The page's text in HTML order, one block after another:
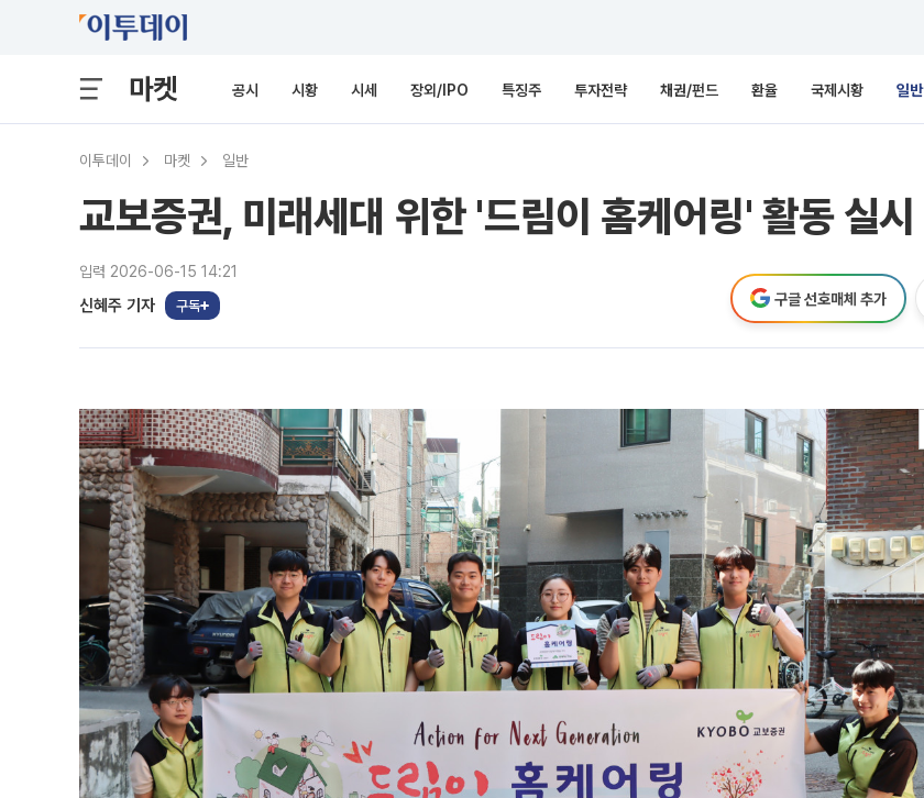
마켓 공시 시황 시세 장외/IPO 특징주 투자전략 채권/펀드 환율 국제시황 일반
이투데이 마켓 일반
교보증권, 미래세대 위한 '드림이 홈케어링' 활동 실시
입력 2026-06-15 14:21
신혜주 기자 구독 구글 선호매체 추가